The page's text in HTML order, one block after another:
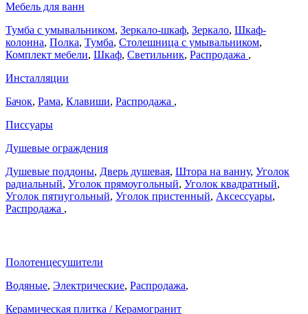
Мебель для ванн
Тумба с умывальником, Зеркало-шкаф, Зеркало, Шкаф-
колонна, Полка, Тумба, Столешница с умывальником,
Комплект мебели, Шкаф, Светильник, Распродажа ,
Инсталляции
Бачок, Рама, Клавиши, Распродажа ,
Писсуары
Душевые ограждения
Душевые поддоны, Дверь душевая, Штора на ванну, Уголок
радиальный, Уголок прямоугольный, Уголок квадратный,
Уголок пятиугольный, Уголок пристенный, Аксессуары,
Распродажа ,
Полотенцесушители
Водяные, Электрические, Распродажа,
Керамическая плитка / Керамогранит